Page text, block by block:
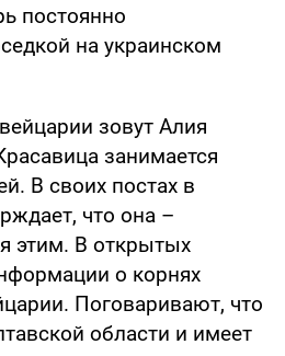
постоянно
на украинском
зовут Алия
занимается
В своих постах в
что она –
этим. В открытых
о корнях
Поговаривают, что
области и имеет